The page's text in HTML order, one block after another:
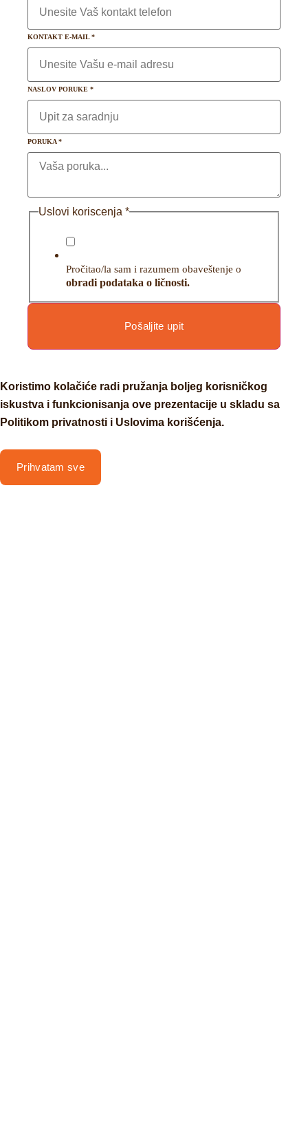
KONTAKT E-MAIL*
NASLOV PORUKE *
PORUKA*
Uslovi koriscenja *
Pročitao/la sam i razumem obaveštenje o
obradi podataka o ličnosti.
Pošaljite upit
Koristimo kolačiće radi pružanja boljeg korisničkog
iskustva i funkcionisanja ove prezentacije u skladu sa
Politikom privatnosti i Uslovima korišćenja.
Prihvatam sve